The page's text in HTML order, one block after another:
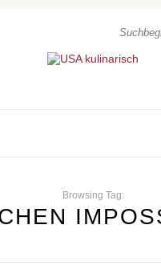
Browsing Tag: